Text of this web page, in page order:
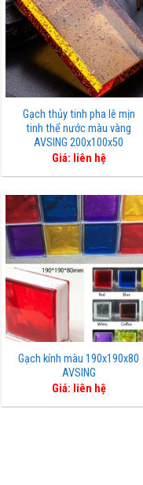
Gạch thủy tinh pha lê mịn
tinh thể nước màu vàng
AVSING 200x100x50
Giá: liên hệ
Gạch kính màu 190x190x80
AVSING
Giá: liên hệ